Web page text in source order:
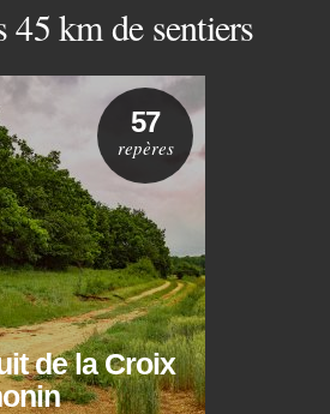
45 km de sentiers
de la Croix
57
repères